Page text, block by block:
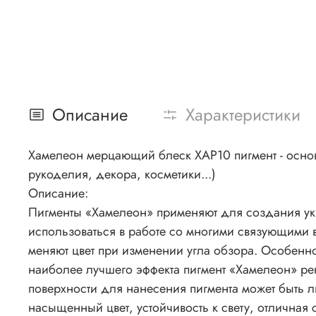
Описание Характеристики
Хамелеон мерцающий блеск ХАР10 пигмент -
рукоделия, декора, косметики...)
Описание:
Пигменты «Хамелеон» применяют для создания
использоваться в работе со многими
меняют цвет при изменении угла обзора.
наиболее лучшего эффекта пигмент «Хамелеон»
поверхности для нанесения пигмента может
насыщенный цвет, устойчивость к свету, отличная